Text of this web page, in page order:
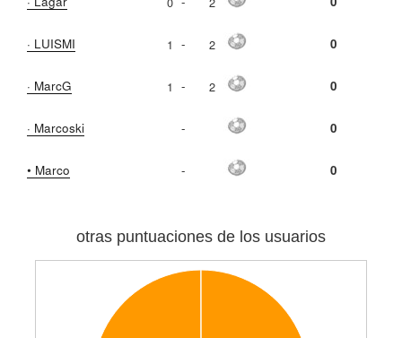
· LUISMI 1 - 2 0
· MarcG 1 - 2 0
· Marcoski - 0
• Marco - 0
otras puntuaciones de los usuarios